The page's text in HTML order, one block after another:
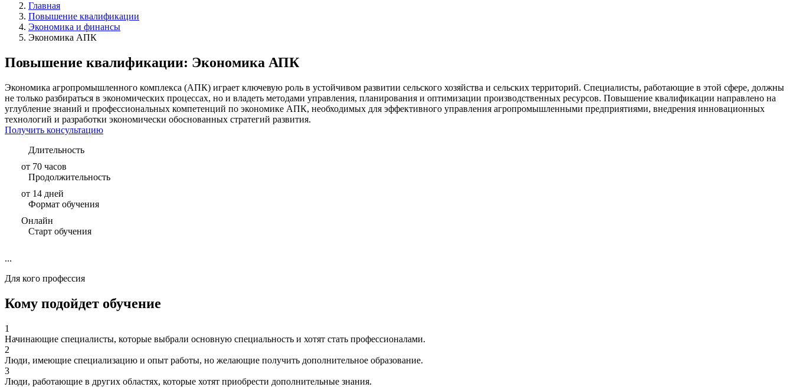
Главная
Повышение квалификации
Экономика и финансы
Экономика АПК
Повышение квалификации: Экономика АПК
Экономика агропромышленного комплекса (АПК) играет ключевую роль в устойчивом развитии сельского хозяйства и сельских территорий. Специалисты, работающие в этой сфере, должны
не только разбираться в экономических процессах, но и владеть методами управления, планирования и оптимизации производственных ресурсов. Повышение квалификации направлено на
углубление знаний и профессиональных компетенций по экономике АПК, необходимых для эффективного управления агропромышленными предприятиями, внедрения инновационных
технологий и разработки экономически обоснованных стратегий развития.
Получить консультацию
Длительность
от 70 часов
Продолжительность
от 14 дней
Формат обучения
Онлайн
Старт обучения
...
Для кого профессия
Кому подойдет обучение
1
Начинающие специалисты, которые выбрали основную специальность и хотят стать профессионалами.
2
Люди, имеющие специализацию и опыт работы, но желающие получить дополнительное образование.
3
Люди, работающие в других областях, которые хотят приобрести дополнительные знания.